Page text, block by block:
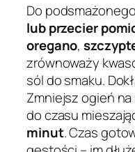
Do
lub przecier
oregano,
zrównoważy
sól do smaku.
Zmniejsz ogień
do czasu
minut. Czas